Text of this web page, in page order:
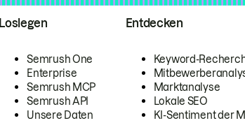
Loslegen
Semrush One
Enterprise
Semrush MCP
Semrush API
Unsere Daten
Entdecken
Keyword-
Marktanalyse
Lokale SEO
KI-Sentiment der